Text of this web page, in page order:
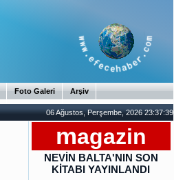
Foto Galeri Arşiv
06 Ağustos, Perşembe, 2026 23:37:40
magazin
NEVİN BALTA'NIN SON
KİTABI YAYINLANDI